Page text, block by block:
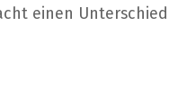
einen Unterschied